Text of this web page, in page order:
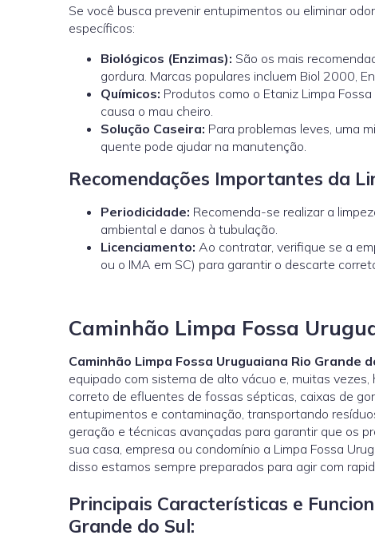
Se você busca prevenir entupimentos ou eliminar
específicos:
Biológicos (Enzimas): São os mais
gordura. Marcas populares incluem Biol 2000,
Químicos: Produtos como o Etaniz Limpa
causa o mau cheiro.
Solução Caseira: Para problemas leves, uma
quente pode ajudar na manutenção.
Recomendações Importantes da
Periodicidade: Recomenda-se realizar a
ambiental e danos à tubulação.
Licenciamento: Ao contratar, verifique se a
ou o IMA em SC) para garantir o descarte
Caminhão Limpa Fossa
Caminhão Limpa Fossa Uruguaiana Rio Grande
equipado com sistema de alto vácuo e, muitas
correto de efluentes de fossas sépticas, caixas de
entupimentos e contaminação, transportando
geração e técnicas avançadas para garantir que os
sua casa, empresa ou condomínio a Limpa Fossa
disso estamos sempre preparados para agir com
Principais Características e
Grande do Sul: